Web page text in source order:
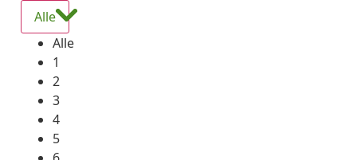
Alle
Alle
1
2
3
4
5